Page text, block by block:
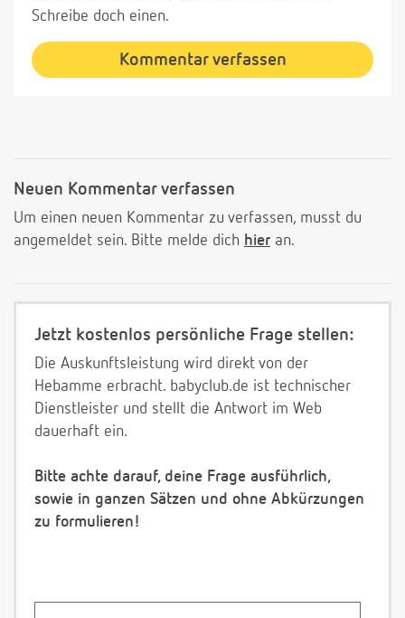
Schreibe doch einen.
Kommentar verfassen
Neuen Kommentar verfassen
Um einen neuen Kommentar zu verfassen, musst du
angemeldet sein. Bitte melde dich hier an.
Jetzt kostenlos persönliche Frage stellen:
Die Auskunftsleistung wird direkt von der
Hebamme erbracht. babyclub.de ist technischer
Dienstleister und stellt die Antwort im Web
dauerhaft ein.
Bitte achte darauf, deine Frage ausführlich,
sowie in ganzen Sätzen und ohne Abkürzungen
zu formulieren!